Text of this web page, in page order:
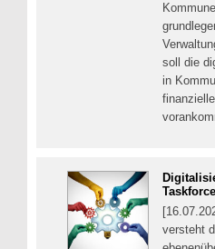
soll die
in
versteht